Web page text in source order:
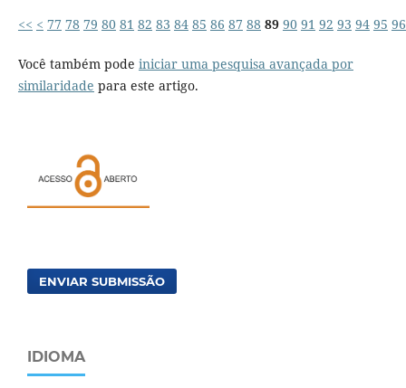
<< < 77 78 79 80 81 82 83 84 85 86 87 88 89 90 91 92 93 94 95 96
Você também pode iniciar uma pesquisa avançada por
similaridade para este artigo.
ENVIAR SUBMISSÃO
IDIOMA